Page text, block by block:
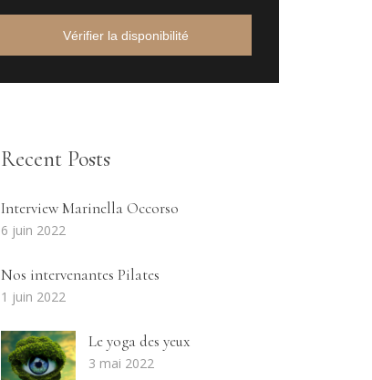
Vérifier la disponibilité
Recent Posts
Interview Marinella Occorso
6 juin 2022
Nos intervenantes Pilates
1 juin 2022
Le yoga des yeux
3 mai 2022